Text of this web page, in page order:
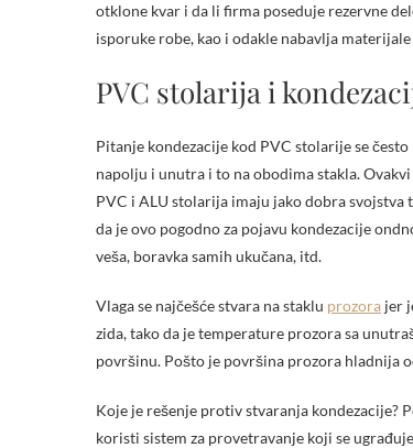
otklone kvar i da li firma poseduje rezervne
isporuke robe, kao i odakle nabavlja
PVC stolarija i
Pitanje kondezacije kod PVC stolarije se
napolju i unutra i to na obodima stakla.
PVC i ALU stolarija imaju jako dobra svojstva
da je ovo pogodno za pojavu kondezacije
veša, boravka samih ukučana, itd.
Vlaga se najčešće stvara na staklu prozora jer
zida, tako da je temperature prozora sa
površinu. Pošto je površina prozora hladnija
Koje je rešenje protiv stvaranja
koristi sistem za provetravanje koji se